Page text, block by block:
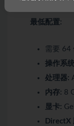
最低配置:
需要 64
操作系
处理器:
内存: 8
显卡:
DirectX